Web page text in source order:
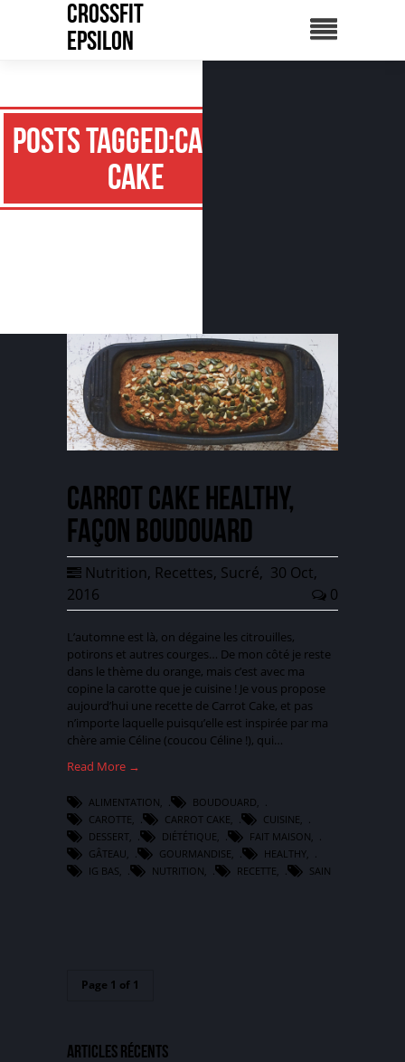
CrossFit
Epsilon
Posts Tagged:carrot
cake
Carrot Cake healthy,
façon Boudouard
Nutrition, Recettes, Sucré, 30 Oct,
2016
0
L’automne est là, on dégaine les citrouilles,
potirons et autres courges… De mon côté je reste
dans le thème du orange, mais c’est avec ma
copine la carotte que je cuisine ! Je vous propose
aujourd’hui une recette de Carrot Cake, et pas
n’importe laquelle puisqu’elle est inspirée par ma
chère amie Céline (coucou Céline !), qui…
Read More →
ALIMENTATION BOUDOUARD
CAROTTE
CARROT CAKE CUISINE
DESSERT
DIÉTÉTIQUE FAIT MAISON
GÂTEAU
GOURMANDISE HEALTHY
IG BAS
NUTRITION RECETTE SAIN
Page 1 of 1
Articles récents